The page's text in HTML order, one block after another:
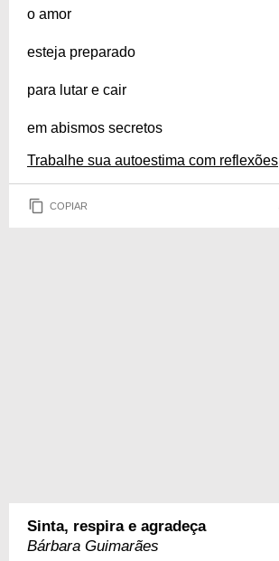
o amor
esteja preparado
para lutar e cair
em abismos secretos
Trabalhe sua autoestima com reflexões
COPIAR
Sinta, respira e agradeça
Bárbara Guimarães